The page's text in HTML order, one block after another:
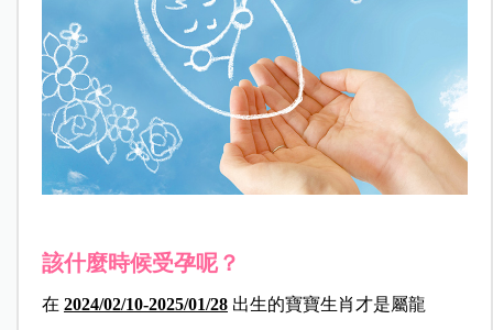
該什麼時候受孕呢？
在 2024/02/10-2025/01/28出生的寶寶生肖才是屬龍